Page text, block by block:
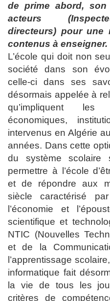
de prime abord,
acteurs
directeurs) pour une
contenus à enseigner.
L’école qui doit non
société dans son
celle-ci dans ses
désormais appelée à
qu’impliquent les
économiques,
intervenus en Algérie
années. Dans cette
du système scolaire
permettre à l’école
et de répondre aux
siècle caractérisé
l’économie et
scientifique et
NTIC (Nouvelles
et de la
l’apprentissage
informatique fait
la vie de tous les
critères de